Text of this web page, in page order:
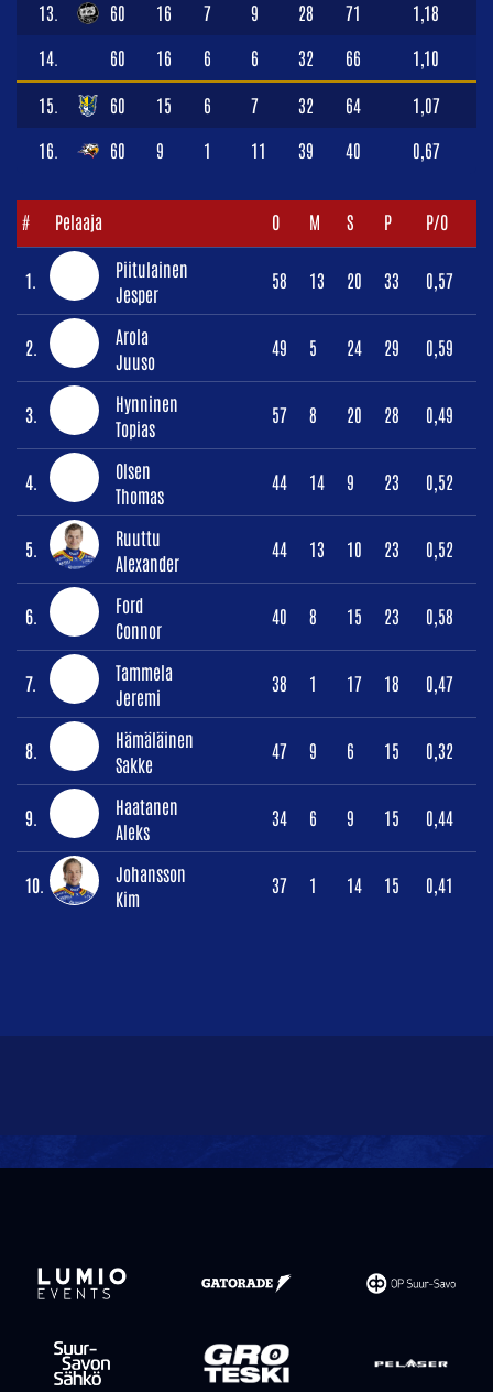
13. 60 16 7 9 28 71 1,18
14. 60 16 6 6 32 66 1,10
15. 60 15 6 7 32 64 1,07
16. 60 9 1 11 39 40 0,67
# Pelaaja O M S P P/O
1.
Piitulainen
Jesper
58 13 20 33 0,57
2.
Arola
Juuso
49 5 24 29 0,59
3.
Hynninen
Topias
57 8 20 28 0,49
4.
Olsen
Thomas
44 14 9 23 0,52
5.
Ruuttu
Alexander
44 13 10 23 0,52
6.
Ford
Connor
40 8 15 23 0,58
7.
Tammela
Jeremi
38 1 17 18 0,47
8.
Hämäläinen
Sakke
47 9 6 15 0,32
9.
Haatanen
Aleks
34 6 9 15 0,44
10.
Johansson
Kim
37 1 14 15 0,41